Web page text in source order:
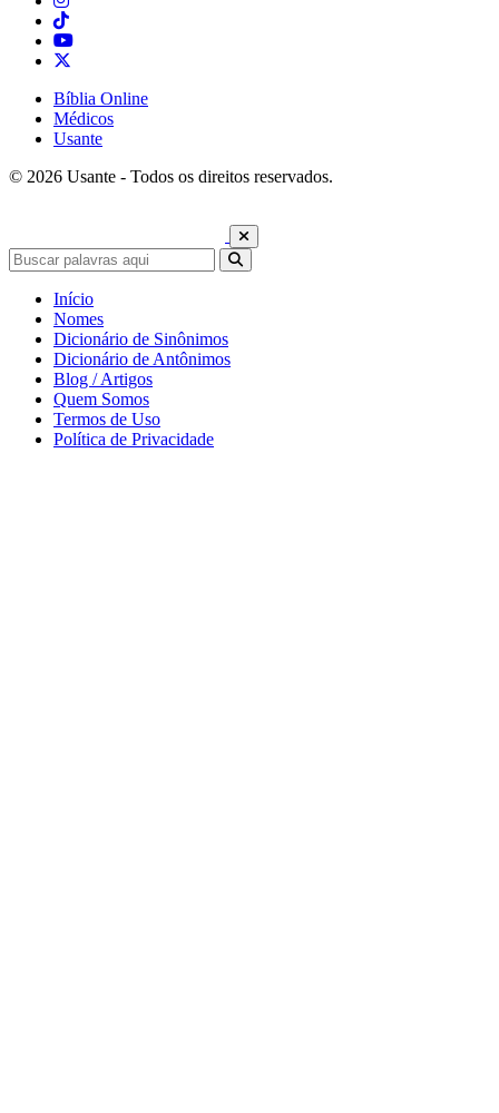
Bíblia Online
Médicos
Usante
© 2026 Usante - Todos os direitos reservados.
Início
Nomes
Dicionário de Sinônimos
Dicionário de Antônimos
Blog / Artigos
Quem Somos
Termos de Uso
Política de Privacidade